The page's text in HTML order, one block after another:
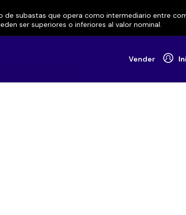
de subastas que opera como intermediario entre
ser superiores o inferiores al valor nominal.
Vender